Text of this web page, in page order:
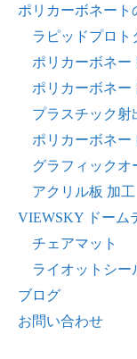
ポリカーボネート
ラピッドプロト
ポリカーボネー
ポリカーボネー
プラスチック射
ポリカーボネー
グラフィックオ
アクリル板 加工
VIEWSKY ドーム
チェアマット
ライオットシー
ブログ
お問い合わせ